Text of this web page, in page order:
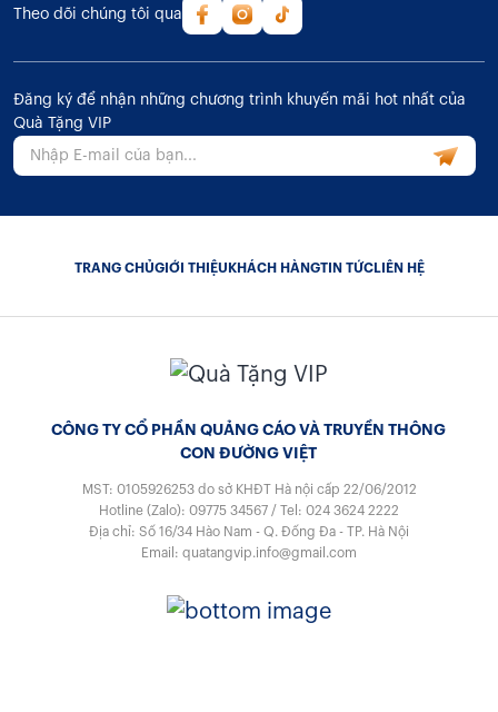
Theo dõi chúng tôi qua
Đăng ký để nhận những chương trình khuyến mãi hot nhất của
Quà Tặng VIP
TRANG CHỦGIỚI THIỆU KHÁCH HÀNGTIN TỨCLIÊN HỆ
CÔNG TY CỔ PHẦN QUẢNG CÁO VÀ TRUYỀN THÔNG
CON ĐƯỜNG VIỆT
MST: 0105926253 do sở KHĐT Hà nội cấp 22/06/2012
Hotline (Zalo): 09775 34567 / Tel: 024 3624 2222
Địa chỉ: Số 16/34 Hào Nam - Q. Đống Đa - TP. Hà Nội
Email: quatangvip.info@gmail.com